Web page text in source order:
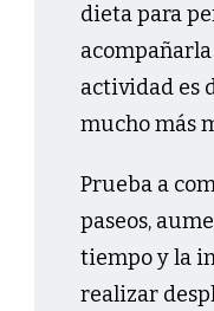
dieta para
actividad es
mucho más
Prueba a
paseos,
tiempo y la
realizar